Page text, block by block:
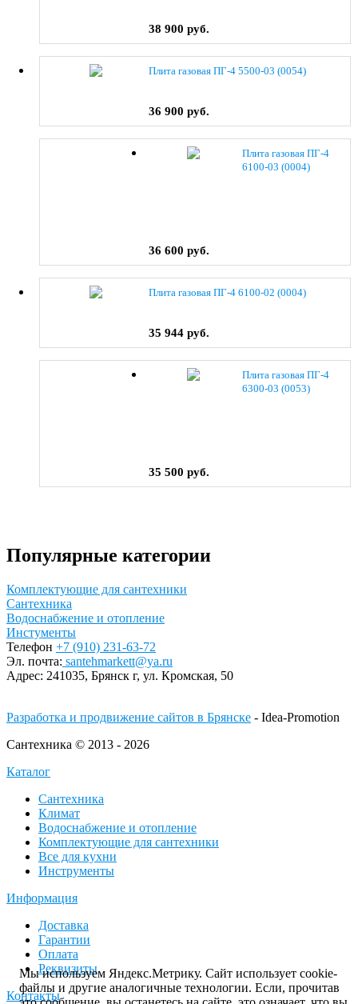
38 900 руб.
Плита газовая ПГ-4 5500-03 (0054)
36 900 руб.
Плита газовая ПГ-4
6100-03 (0004)
36 600 руб.
Плита газовая ПГ-4 6100-02 (0004)
35 944 руб.
Плита газовая ПГ-4
6300-03 (0053)
35 500 руб.
Популярные категории
Комплектующие для сантехники
Сантехника
Водоснабжение и отопление
Инстументы
Телефон +7 (910) 231-63-72
Эл. почта: santehmarkett@ya.ru
Адрес: 241035, Брянск г, ул. Кромская, 50
Разработка и продвижение сайтов в Брянске - Idea-Promotion
Сантехника © 2013 - 2026
Каталог
Сантехника
Климат
Водоснабжение и отопление
Комплектующие для сантехники
Все для кухни
Инструменты
Информация
Доставка
Гарантии
Оплата
Реквизиты
Контакты
Мы используем Яндекс.Метрику. Сайт использует cookie-
файлы и другие аналогичные технологии. Если, прочитав